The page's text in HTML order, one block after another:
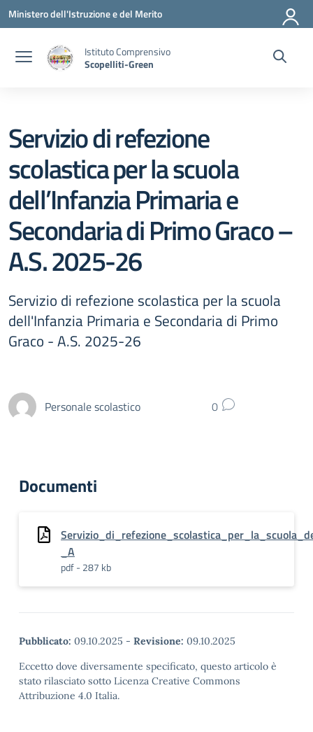
Vai ai contenuti
Vai al menu di navigazione
Vai al footer
Ministero dell'Istruzione e del Merito
Istituto Comprensivo
Scopelliti-Green
Servizio di refezione
scolastica per la scuola
dell’Infanzia Primaria e
Secondaria di Primo Graco –
A.S. 2025-26
Servizio di refezione scolastica per la scuola
dell'Infanzia Primaria e Secondaria di Primo
Graco - A.S. 2025-26
Personale scolastico 0
Documenti
_A
pdf - 287 kb
Pubblicato: 09.10.2025 - Revisione: 09.10.2025
Eccetto dove diversamente specificato, questo articolo è
stato rilasciato sotto Licenza Creative Commons
Attribuzione 4.0 Italia.